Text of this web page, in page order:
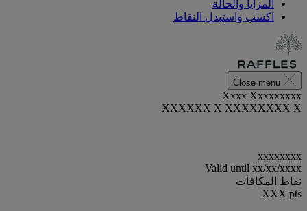
المزايا والحالة
اكسب واستبدل النقاط
Close menu
Xxxx Xxxxxxxxx
XXXXXX X XXXXXXXX X
xxxxxxxx
Valid until xx/xx/xxxx
نقاط المكافآت
XXX pts